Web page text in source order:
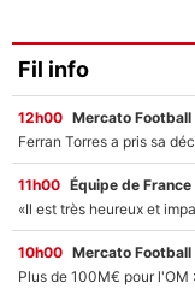
Fil info
12h00 Mercato Football
11h00 Équipe de France
10h00 Mercato Football